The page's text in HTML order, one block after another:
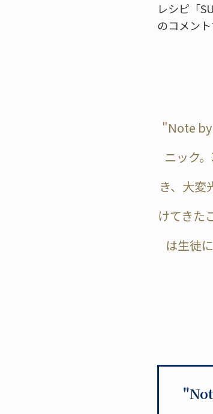
レシピ「
のコメント
"Note
ニック
き、大変
けてきた
は生徒